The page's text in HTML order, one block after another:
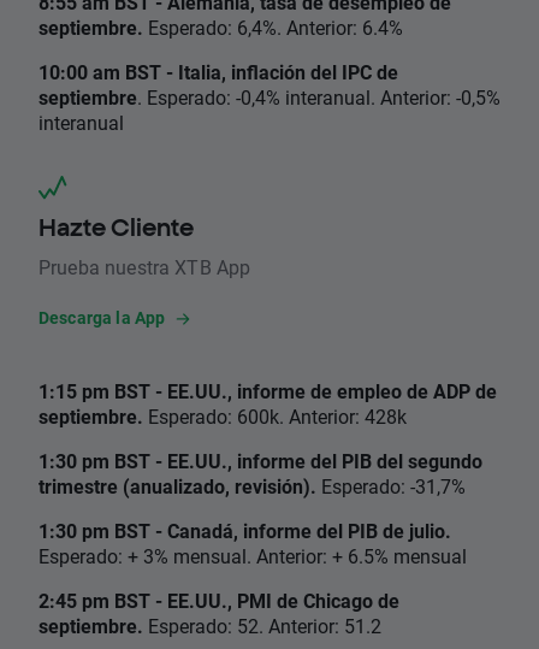
septiembre. Esperado: 6,4%. Anterior: 6.4%
10:00 am BST - Italia, inflación del IPC de
septiembre. Esperado: -0,4% interanual. Anterior: -0,5%
interanual
Hazte Cliente
Prueba nuestra XTB App
Descarga la App
1:15 pm BST - EE.UU., informe de empleo de ADP de
septiembre. Esperado: 600k. Anterior: 428k
1:30 pm BST - EE.UU., informe del PIB del segundo
trimestre (anualizado, revisión). Esperado: -31,7%
1:30 pm BST - Canadá, informe del PIB de julio.
Esperado: + 3% mensual. Anterior: + 6.5% mensual
2:45 pm BST - EE.UU., PMI de Chicago de
septiembre. Esperado: 52. Anterior: 51.2